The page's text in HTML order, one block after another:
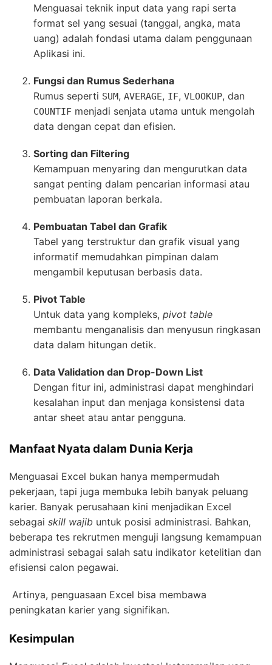
Menguasai teknik input data yang rapi serta
format sel yang sesuai (tanggal, angka, mata
uang) adalah fondasi utama dalam penggunaan
Aplikasi ini.
Fungsi dan Rumus Sederhana
Rumus seperti SUM, AVERAGE, IF, VLOOKUP, dan
COUNTIF menjadi senjata utama untuk mengolah
data dengan cepat dan efisien.
Sorting dan Filtering
Kemampuan menyaring dan mengurutkan data
sangat penting dalam pencarian informasi atau
pembuatan laporan berkala.
Pembuatan Tabel dan Grafik
Tabel yang terstruktur dan grafik visual yang
informatif memudahkan pimpinan dalam
mengambil keputusan berbasis data.
Pivot Table
Untuk data yang kompleks, pivot table
membantu menganalisis dan menyusun ringkasan
data dalam hitungan detik.
Data Validation dan Drop-Down List
Dengan fitur ini, administrasi dapat menghindari
kesalahan input dan menjaga konsistensi data
antar sheet atau antar pengguna.
Manfaat Nyata dalam Dunia Kerja
Menguasai Excel bukan hanya mempermudah
pekerjaan, tapi juga membuka lebih banyak peluang
karier. Banyak perusahaan kini menjadikan Excel
sebagai skill wajib untuk posisi administrasi. Bahkan,
beberapa tes rekrutmen menguji langsung kemampuan
administrasi sebagai salah satu indikator ketelitian dan
efisiensi calon pegawai.
Artinya, penguasaan Excel bisa membawa
peningkatan karier yang signifikan.
Kesimpulan